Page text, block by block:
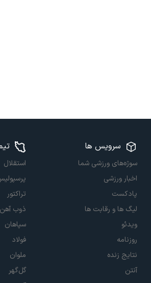
سرویس ها
سوژه‌های ورزشی شما
اخبار ورزشی
پادکست
لیگ ها و رقابت ها
ویدئو
روزنامه
نتایج زنده
آنتن
استقلال
تراکتور
ذوب آهن
سپاهان
فولاد
ملوان
گل‌گهر